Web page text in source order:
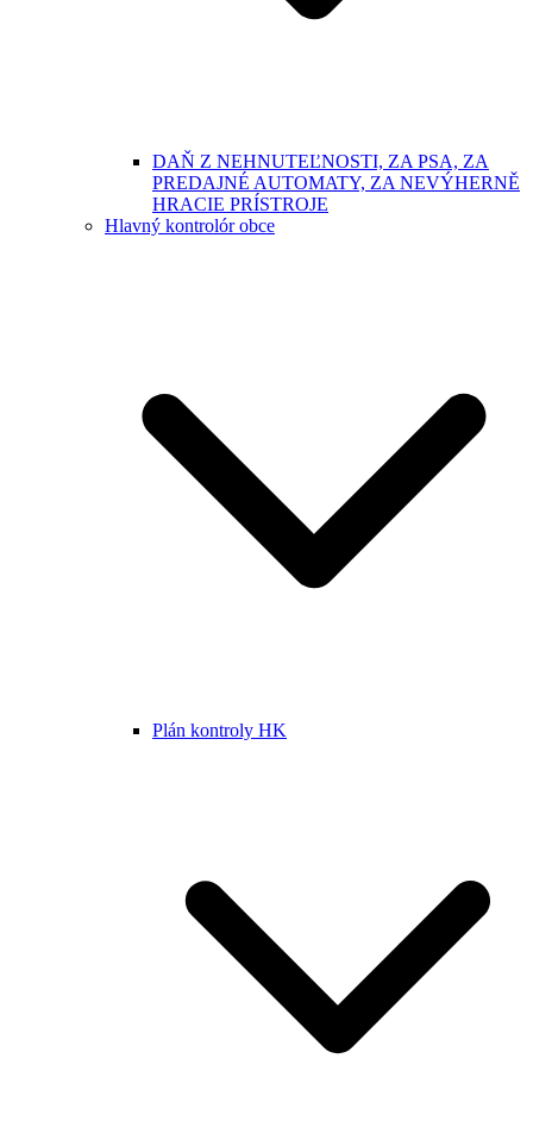
DAŇ Z NEHNUTEĽNOSTI, ZA PSA, ZA
PREDAJNÉ AUTOMATY, ZA NEVÝHERNĚ
HRACIE PRÍSTROJE
Hlavný kontrolór obce
Plán kontroly HK